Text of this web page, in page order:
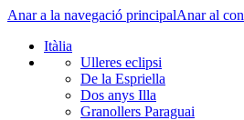
Anar a la navegació principalAnar al
Itàlia
Ulleres eclipsi
De la Espriella
Dos anys Illa
Granollers Paraguai